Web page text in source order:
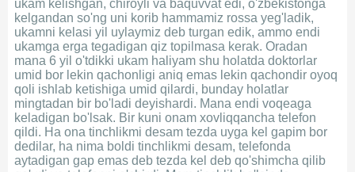
ukam kelishgan, chiroyli va baquvvat edi, o'zbekistonga
kelgandan so'ng uni korib hammamiz rossa yeg'ladik,
ukamni kelasi yil uylaymiz deb turgan edik, ammo endi
ukamga erga tegadigan qiz topilmasa kerak. Oradan
mana 6 yil o'tdikki ukam haliyam shu holatda doktorlar
umid bor lekin qachonligi aniq emas lekin qachondir oyoq
qoli ishlab ketishiga umid qilardi, bunday holatlar
mingtadan bir bo'ladi deyishardi. Mana endi voqeaga
keladigan bo'lsak. Bir kuni onam xovliqqancha telefon
qildi. Ha ona tinchlikmi desam tezda uyga kel gapim bor
dedilar, ha nima boldi tinchlikmi desam, telefonda
aytadigan gap emas deb tezda kel deb qo'shimcha qilib